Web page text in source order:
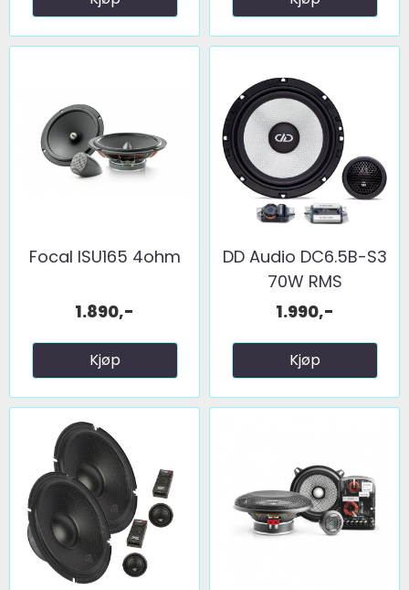
Focal ISU165 4ohm
1.890,-
Kjøp
DD Audio DC6.5B-S3
70W RMS
1.990,-
Kjøp